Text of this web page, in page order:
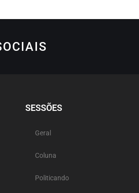
SESSÕES
Geral
Coluna
Politicando